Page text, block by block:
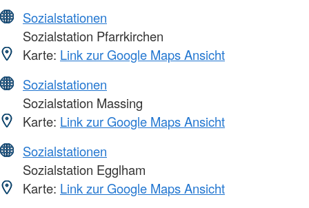
Sozialstationen
Sozialstation Pfarrkirchen
Karte: Link zur Google Maps Ansicht
Sozialstationen
Sozialstation Massing
Karte: Link zur Google Maps Ansicht
Sozialstationen
Sozialstation Egglham
Karte: Link zur Google Maps Ansicht